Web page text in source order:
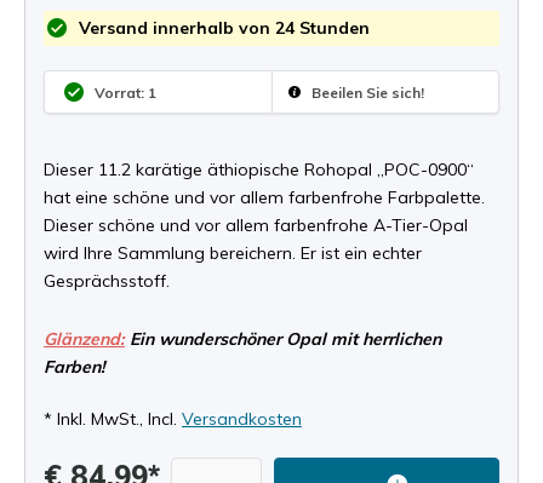
Versand innerhalb von 24 Stunden
Vorrat: 1 Beeilen Sie sich!
Dieser 11.2 karätige äthiopische Rohopal „POC-0900“
hat eine schöne und vor allem farbenfrohe Farbpalette.
Dieser schöne und vor allem farbenfrohe A-Tier-Opal
wird Ihre Sammlung bereichern. Er ist ein echter
Gesprächsstoff.
Glänzend:Ein wunderschöner Opal mit herrlichen
Farben!
* Inkl. MwSt., Incl. Versandkosten
€ 84,99*